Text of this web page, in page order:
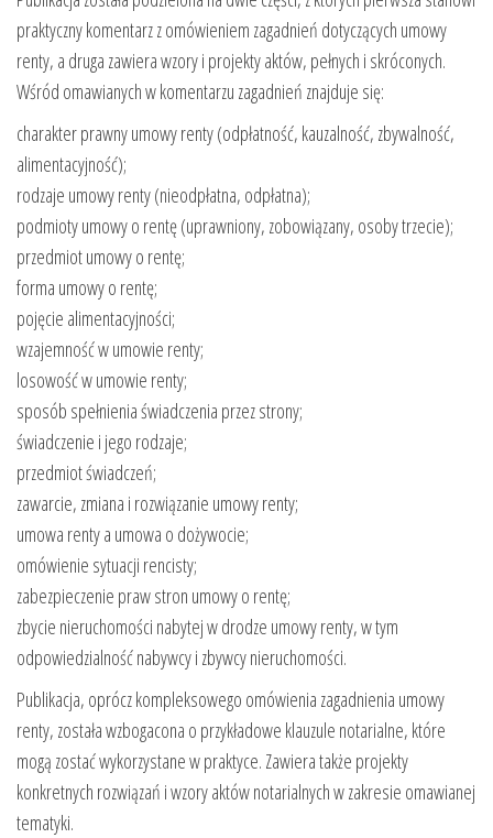
praktyczny komentarz z omówieniem zagadnień dotyczących umowy
renty, a druga zawiera wzory i projekty aktów, pełnych i skróconych.
Wśród omawianych w komentarzu zagadnień znajduje się:
charakter prawny umowy renty (odpłatność, kauzalność, zbywalność,
alimentacyjność);
rodzaje umowy renty (nieodpłatna, odpłatna);
podmioty umowy o rentę (uprawniony, zobowiązany, osoby trzecie);
przedmiot umowy o rentę;
forma umowy o rentę;
pojęcie alimentacyjności;
wzajemność w umowie renty;
losowość w umowie renty;
sposób spełnienia świadczenia przez strony;
świadczenie i jego rodzaje;
przedmiot świadczeń;
zawarcie, zmiana i rozwiązanie umowy renty;
umowa renty a umowa o dożywocie;
omówienie sytuacji rencisty;
zabezpieczenie praw stron umowy o rentę;
zbycie nieruchomości nabytej w drodze umowy renty, w tym
odpowiedzialność nabywcy i zbywcy nieruchomości.
Publikacja, oprócz kompleksowego omówienia zagadnienia umowy
renty, została wzbogacona o przykładowe klauzule notarialne, które
mogą zostać wykorzystane w praktyce. Zawiera także projekty
konkretnych rozwiązań i wzory aktów notarialnych w zakresie omawianej
tematyki.